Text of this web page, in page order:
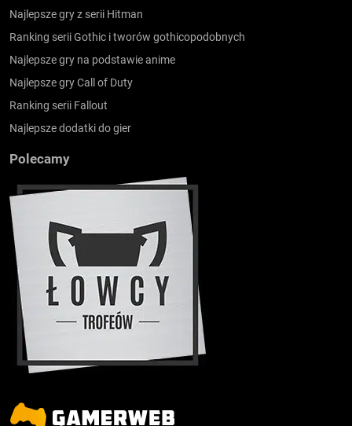
Najlepsze gry z serii Hitman
Ranking serii Gothic i tworów gothicopodobnych
Najlepsze gry na podstawie anime
Najlepsze gry Call of Duty
Ranking serii Fallout
Najlepsze dodatki do gier
Polecamy